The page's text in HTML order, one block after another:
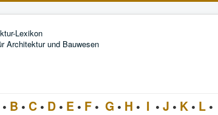
Architektur und Bauwesen
• B • C • D • E • F • G • H • I • J • K • L •